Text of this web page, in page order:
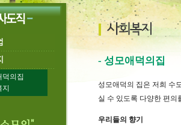
덕의집
- 성모애덕의집
성모애덕의 집은 저희 수
실 수 있도록 다양한 편의
우리들의 향기